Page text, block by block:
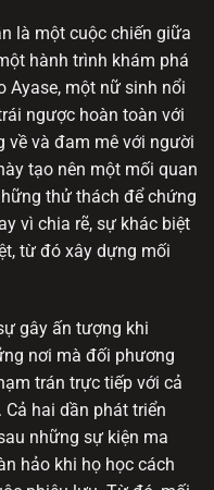
là một cuộc chiến giữa
hành trình khám phá
Ayase, một nữ sinh nổi
ngược hoàn toàn với
về và đam mê với người
tạo nên một mối quan
thử thách để chứng
vì chia rẽ, sự khác biệt
từ đó xây dựng mối
gây ấn tượng khi
nơi mà đối phương
trán trực tiếp với cả
hai dần phát triển
những sự kiện ma
hảo khi họ học cách